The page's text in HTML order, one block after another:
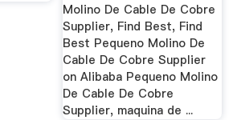
Molino De Cable De Cobre
Supplier, Find Best, Find
Best Pequeno Molino De
Cable De Cobre Supplier
on Alibaba Pequeno Molino
De Cable De Cobre
Supplier, maquina de ...